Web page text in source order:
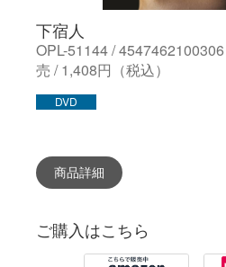
下宿人
OPL-51144 /
売 / 1,408円（税込）
DVD
商品詳細
ご購入はこちら